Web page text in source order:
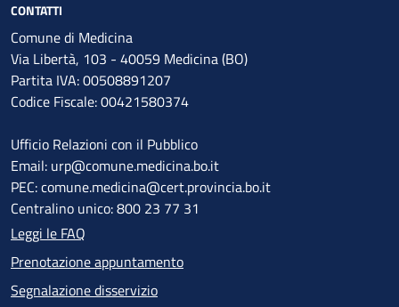
CONTATTI
Comune di Medicina
Via Libertà, 103 - 40059 Medicina (BO)
Partita IVA: 00508891207
Codice Fiscale: 00421580374
Ufficio Relazioni con il Pubblico
Email: urp@comune.medicina.bo.it
PEC: comune.medicina@cert.provincia.bo.it
Centralino unico: 800 23 77 31
Leggi le FAQ
Prenotazione appuntamento
Segnalazione disservizio